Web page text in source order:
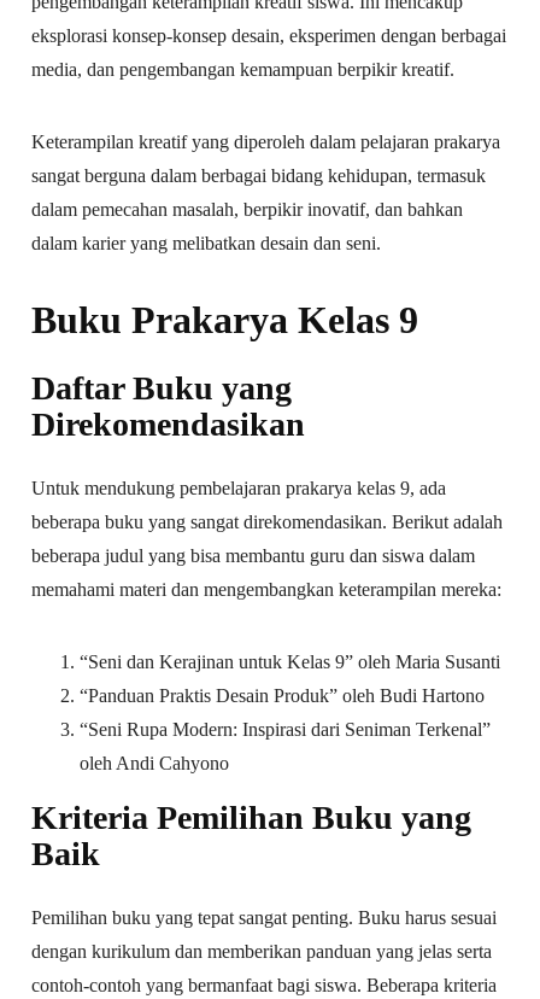
eksplorasi konsep-konsep desain, eksperimen dengan berbagai
media, dan pengembangan kemampuan berpikir kreatif.
Keterampilan kreatif yang diperoleh dalam pelajaran prakarya
sangat berguna dalam berbagai bidang kehidupan, termasuk
dalam pemecahan masalah, berpikir inovatif, dan bahkan
dalam karier yang melibatkan desain dan seni.
Buku Prakarya Kelas 9
Daftar Buku yang
Direkomendasikan
Untuk mendukung pembelajaran prakarya kelas 9, ada
beberapa buku yang sangat direkomendasikan. Berikut adalah
beberapa judul yang bisa membantu guru dan siswa dalam
memahami materi dan mengembangkan keterampilan mereka:
“Seni dan Kerajinan untuk Kelas 9” oleh Maria Susanti
“Panduan Praktis Desain Produk” oleh Budi Hartono
“Seni Rupa Modern: Inspirasi dari Seniman Terkenal”
oleh Andi Cahyono
Kriteria Pemilihan Buku yang
Baik
Pemilihan buku yang tepat sangat penting. Buku harus sesuai
dengan kurikulum dan memberikan panduan yang jelas serta
contoh-contoh yang bermanfaat bagi siswa. Beberapa kriteria